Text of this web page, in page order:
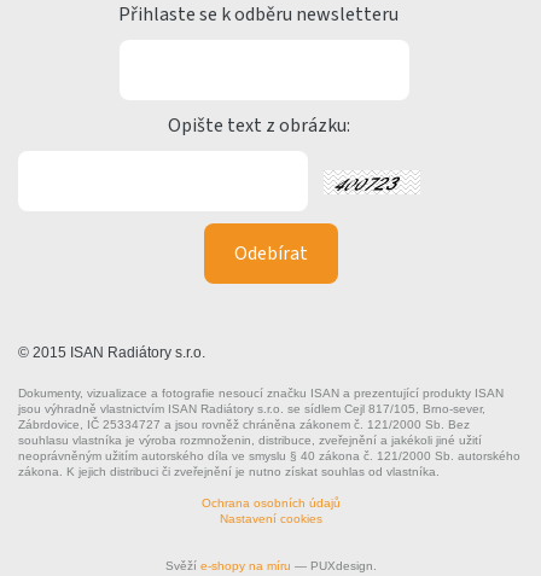
Přihlaste se k odběru newsletteru
Opište text z obrázku:
© 2015 ISAN Radiátory s.r.o.
Dokumenty, vizualizace a fotografie nesoucí značku ISAN a prezentující produkty ISAN
jsou výhradně vlastnictvím ISAN Radiátory s.r.o. se sídlem Cejl 817/105, Brno-sever,
Zábrdovice, IČ 25334727 a jsou rovněž chráněna zákonem č. 121/2000 Sb. Bez
souhlasu vlastníka je výroba rozmnoženin, distribuce, zveřejnění a jakékoli jiné užití
neoprávněným užitím autorského díla ve smyslu § 40 zákona č. 121/2000 Sb. autorského
zákona. K jejich distribuci či zveřejnění je nutno získat souhlas od vlastníka.
Ochrana osobních údajů
Nastavení cookies
Svěží e-shopy na míru — PUXdesign.